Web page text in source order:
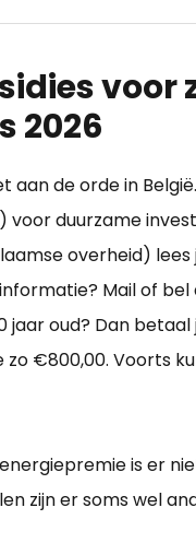
voor
2026
aan de orde in
duurzame
overheid)
Mail of
oud? Dan betaal
zo €800,00. Voorts
is er
zijn er soms wel